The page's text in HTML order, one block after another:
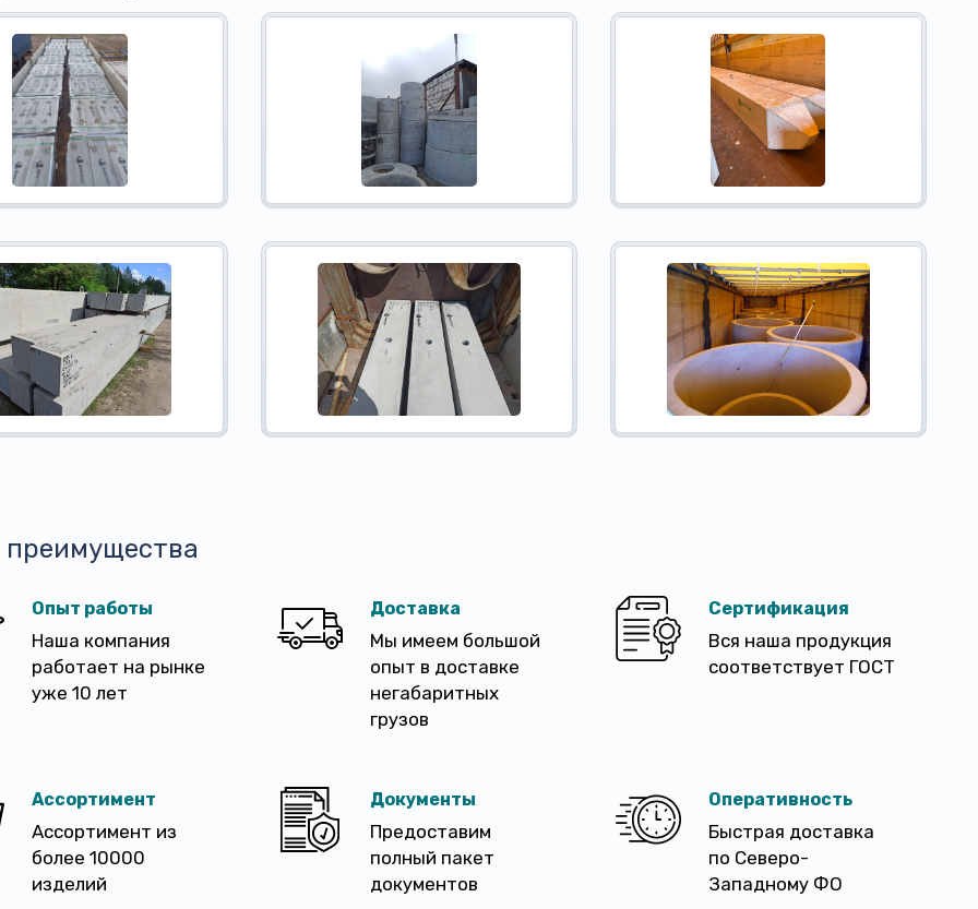
Опыт работы
Наша компания
работает на рынке
уже 10 лет
Доставка
Мы имеем большой
опыт в доставке
негабаритных
грузов
Сертификация
Вся наша продукция
соответствует ГОСТ
Ассортимент
Ассортимент из
более 10000
изделий
Документы
Предоставим
полный пакет
документов
Оперативность
Быстрая доставка
по Северо-
Западному ФО